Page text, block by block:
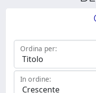
Ordina per:
In ordine: